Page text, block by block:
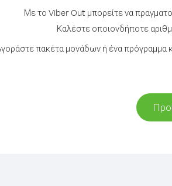
Με το Viber Out μπορείτε να
Καλέστε οποιονδήποτε
πακέτα μονάδων ή ένα πρόγραμμα